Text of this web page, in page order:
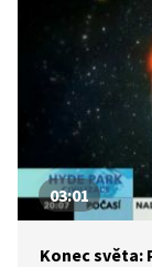
03:01
Konec světa: